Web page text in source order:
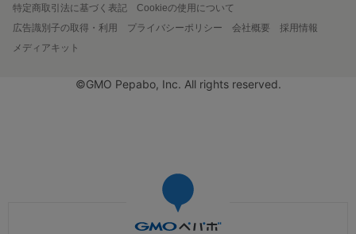
特定商取引法に基づく表記
Cookieの使用について
広告識別子の取得・利用
プライバシーポリシー 会社概要
採用情報
メディアキット
©GMO Pepabo, Inc. All rights reserved.